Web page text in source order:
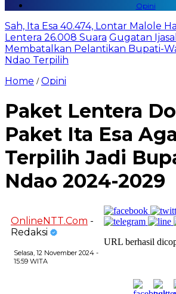
Opini
Sah, Ita Esa 40.474, Lontar Malole
Lentera 26.008 Suara Gugatan
Membatalkan Pelantikan Bupati-
Ndao Terpilih
Home /Opini
Paket Lentera
Paket Ita Esa
Terpilih Jadi
Ndao 2024-2029
OnlineNTT.Com -
Redaksi
Selasa, 12 November 2024 -
15:59 WITA
URL berhasil